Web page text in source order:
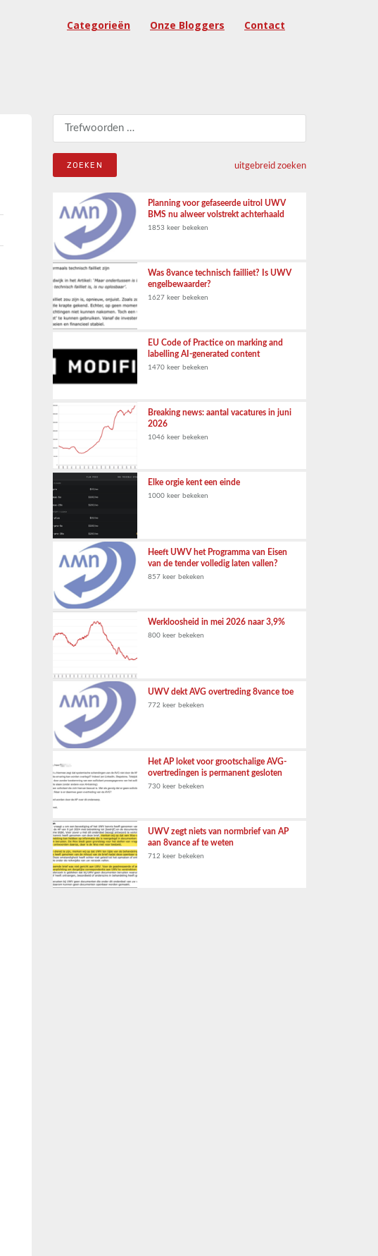
Categorieën Onze Bloggers Contact
Zoeken naar:
uitgebreid zoeken
Planning voor gefaseerde uitrol UWV
BMS nu alweer volstrekt achterhaald
1853 keer bekeken
Was 8vance technisch failliet? Is UWV
engelbewaarder?
1627 keer bekeken
EU Code of Practice on marking and
labelling AI-generated content
1470 keer bekeken
Breaking news: aantal vacatures in juni
2026
1046 keer bekeken
Elke orgie kent een einde
1000 keer bekeken
Heeft UWV het Programma van Eisen
van de tender volledig laten vallen?
857 keer bekeken
Werkloosheid in mei 2026 naar 3,9%
800 keer bekeken
UWV dekt AVG overtreding 8vance toe
772 keer bekeken
Het AP loket voor grootschalige AVG-
overtredingen is permanent gesloten
730 keer bekeken
UWV zegt niets van normbrief van AP
aan 8vance af te weten
712 keer bekeken